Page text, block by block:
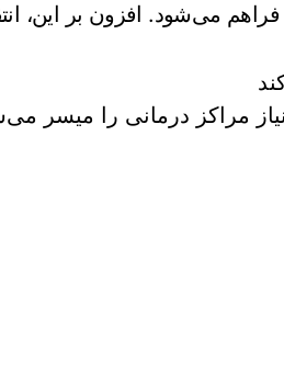
می‌شود. افزون بر این،
مراکز درمانی را میسر